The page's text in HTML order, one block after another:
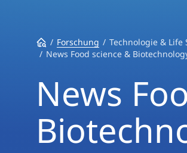
Forschung Technologie & Life
News Food science &
News